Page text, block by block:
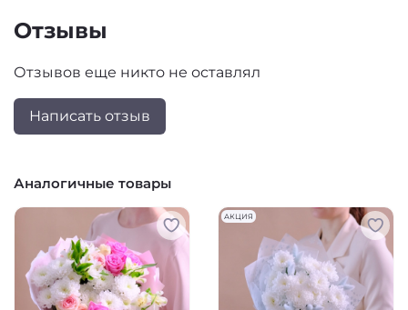
Отзывы
Отзывов еще никто не оставлял
Написать отзыв
Аналогичные товары
АКЦИЯ